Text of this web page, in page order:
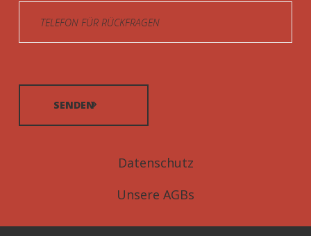
SENDEN
Datenschutz
Unsere AGBs